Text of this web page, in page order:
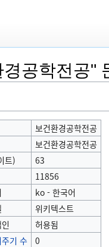
공학전공"
보건환경공학전공
보건환경공학전공
트)
63
11856
ko - 한국어
위키텍스트
허용됨
기 수
0